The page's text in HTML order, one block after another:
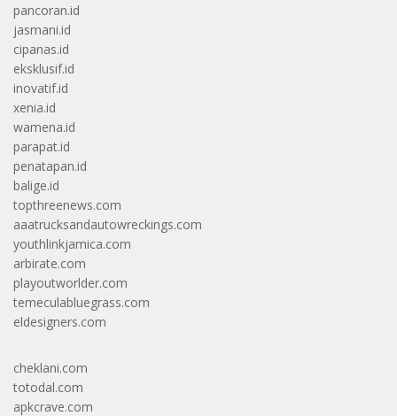
pancoran.id
jasmani.id
cipanas.id
eksklusif.id
inovatif.id
xenia.id
wamena.id
parapat.id
penatapan.id
balige.id
topthreenews.com
aaatrucksandautowreckings.com
youthlinkjamica.com
arbirate.com
playoutworlder.com
temeculabluegrass.com
eldesigners.com
cheklani.com
totodal.com
apkcrave.com